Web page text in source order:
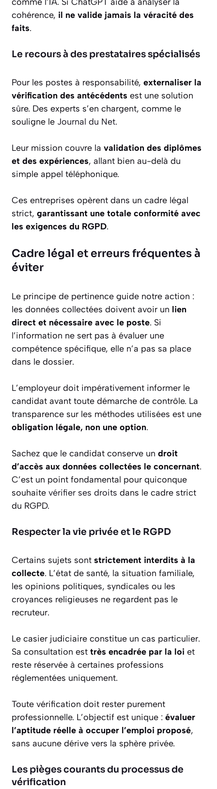
cohérence, il ne valide jamais la véracité des
faits.
Le recours à des prestataires spécialisés
Pour les postes à responsabilité, externaliser la
vérification des antécédents est une solution
sûre. Des experts s’en chargent, comme le
souligne le Journal du Net.
Leur mission couvre la validation des diplômes
et des expériences, allant bien au-delà du
simple appel téléphonique.
Ces entreprises opèrent dans un cadre légal
strict, garantissant une totale conformité avec
les exigences du RGPD.
Cadre légal et erreurs fréquentes à
éviter
Le principe de pertinence guide notre action :
les données collectées doivent avoir un lien
direct et nécessaire avec le poste. Si
l’information ne sert pas à évaluer une
compétence spécifique, elle n’a pas sa place
dans le dossier.
L’employeur doit impérativement informer le
candidat avant toute démarche de contrôle. La
transparence sur les méthodes utilisées est une
obligation légale, non une option.
Sachez que le candidat conserve un droit
d’accès aux données collectées le concernant.
C’est un point fondamental pour quiconque
souhaite vérifier ses droits dans le cadre strict
du RGPD.
Respecter la vie privée et le RGPD
Certains sujets sont strictement interdits à la
collecte. L’état de santé, la situation familiale,
les opinions politiques, syndicales ou les
croyances religieuses ne regardent pas le
recruteur.
Le casier judiciaire constitue un cas particulier.
Sa consultation est très encadrée par la loi et
reste réservée à certaines professions
réglementées uniquement.
Toute vérification doit rester purement
professionnelle. L’objectif est unique : évaluer
l’aptitude réelle à occuper l’emploi proposé,
sans aucune dérive vers la sphère privée.
Les pièges courants du processus de
vérification